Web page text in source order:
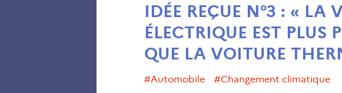
IDÉE REÇUE N°3 : « LA
ÉLECTRIQUE EST PLUS
QUE LA VOITURE
#automobile #changement climatique